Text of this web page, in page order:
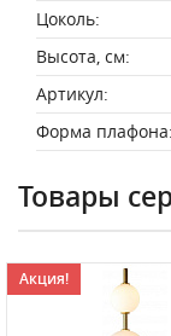
Цоколь:
Высота, см:
Артикул:
Форма плафона:
Товары
Акция!